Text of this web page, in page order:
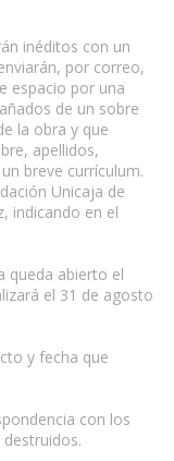
inéditos con un
por correo,
espacio por una
de un sobre
la obra y que
apellidos,
breve currículum.
Unicaja de
indicando en el
queda abierto el
el 31 de agosto
y fecha que
con los